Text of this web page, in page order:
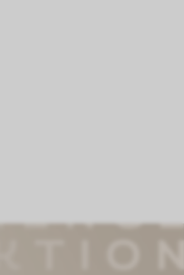
rôti de bœuf, bœuf,